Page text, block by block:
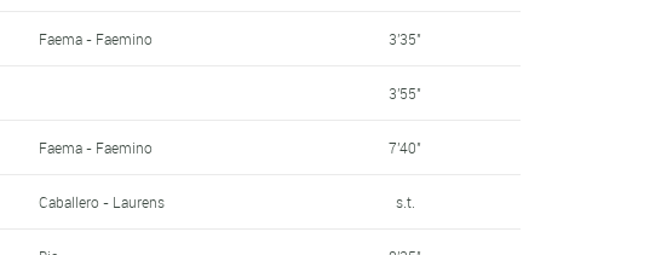
Faema - Faemino 3'35"
3'55"
Faema - Faemino 7'40"
Caballero - Laurens s.t.